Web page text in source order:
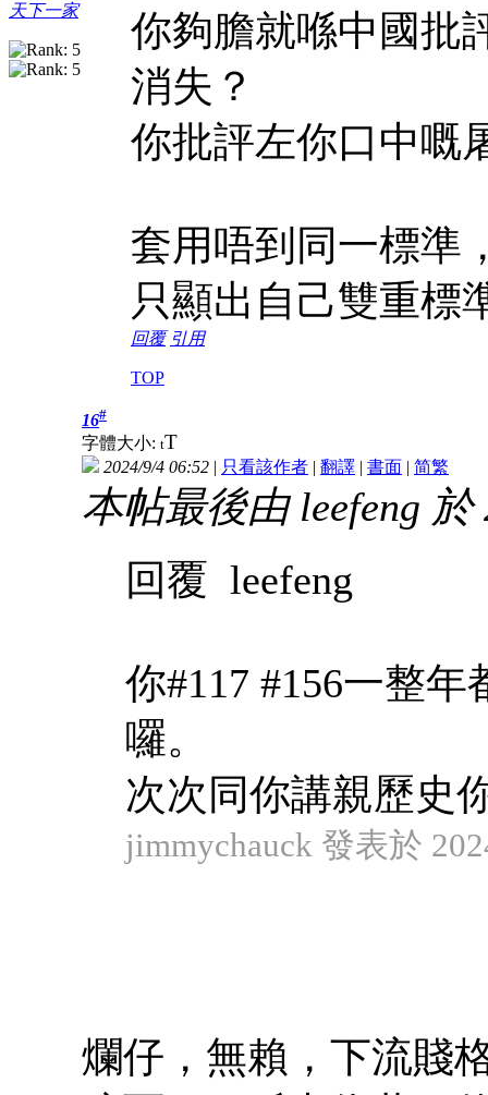
天下一家
你夠膽就喺中國批
消失？
你批評左你口中嘅
套用唔到同一標準
只顯出自己雙重標
回覆 引用
TOP
16#
字體大小: tT
2024/9/4 06:52 | 只看該作者 | 翻譯 | 書面 | 简繁
本帖最後由 leefeng 於
回覆 leefeng
你#117 #156一整
囉。
次次同你講親歷史
jimmychauck 發表於
爛仔，無賴，下流賤